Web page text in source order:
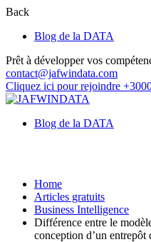
Back
Blog de la DATA
Prêt à développer vos
contact@jafwindata.com
Cliquez ici pour rejoindre
Blog de la DATA
Home
Articles gratuits
Business Intelligence
Différence entre le
conception d’un entrepôt